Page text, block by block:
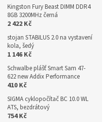
Kingston Fury Beast DIMM DDR4
8GB 3200MHz černá
2 422 Kč
stojan STABILUS 2.0 na vystavení
kola, šedý
1 146 Kč
Schwalbe plášť Smart Sam 47-
622 new Addix Performance
410 Kč
SIGMA cyklopočítač BC 10.0 WL
ATS, bezdrátový
754 Kč